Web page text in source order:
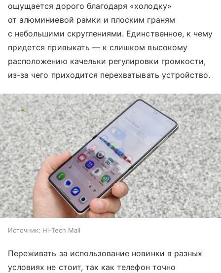
ощущается дорого благодаря «холодку»
от алюминиевой рамки и плоским граням
с небольшими скруглениями. Единственное, к чему
придется привыкать — к слишком высокому
расположению качельки регулировки громкости,
из-за чего приходится перехватывать устройство.
Источник: Hi-Tech Mail
Переживать за использование новинки в разных
условиях не стоит, так как телефон точно